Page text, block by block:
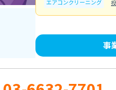
エアコンクリーニング
事